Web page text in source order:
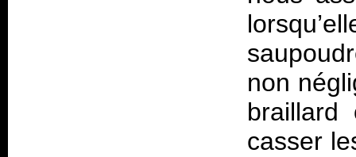
non
braillard
casser